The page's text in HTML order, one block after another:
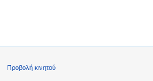
Προβολή κινητού